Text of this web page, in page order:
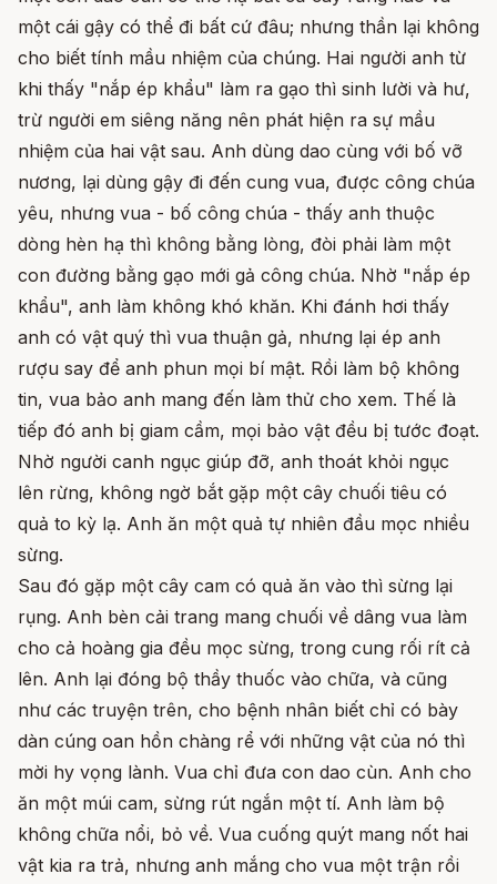
một cái gậy có thể đi bất cứ đâu; nhưng thần lại không
cho biết tính mầu nhiệm của chúng. Hai người anh từ
khi thấy "nắp ép khẩu" làm ra gạo thì sinh lười và hư,
trừ người em siêng năng nên phát hiện ra sự mầu
nhiệm của hai vật sau. Anh dùng dao cùng với bố vỡ
nương, lại dùng gậy đi đến cung vua, được công chúa
yêu, nhưng vua - bố công chúa - thấy anh thuộc
dòng hèn hạ thì không bằng lòng, đòi phải làm một
con đường bằng gạo mới gả công chúa. Nhờ "nắp ép
khẩu", anh làm không khó khăn. Khi đánh hơi thấy
anh có vật quý thì vua thuận gả, nhưng lại ép anh
rượu say để anh phun mọi bí mật. Rồi làm bộ không
tin, vua bảo anh mang đến làm thử cho xem. Thế là
tiếp đó anh bị giam cầm, mọi bảo vật đều bị tước đoạt.
Nhờ người canh ngục giúp đỡ, anh thoát khỏi ngục
lên rừng, không ngờ bắt gặp một cây chuối tiêu có
quả to kỳ lạ. Anh ăn một quả tự nhiên đầu mọc nhiều
sừng.
Sau đó gặp một cây cam có quả ăn vào thì sừng lại
rụng. Anh bèn cải trang mang chuối về dâng vua làm
cho cả hoàng gia đều mọc sừng, trong cung rối rít cả
lên. Anh lại đóng bộ thầy thuốc vào chữa, và cũng
như các truyện trên, cho bệnh nhân biết chỉ có bày
dàn cúng oan hồn chàng rể với những vật của nó thì
mời hy vọng lành. Vua chỉ đưa con dao cùn. Anh cho
ăn một múi cam, sừng rút ngắn một tí. Anh làm bộ
không chữa nổi, bỏ về. Vua cuống quýt mang nốt hai
vật kia ra trả, nhưng anh mắng cho vua một trận rồi